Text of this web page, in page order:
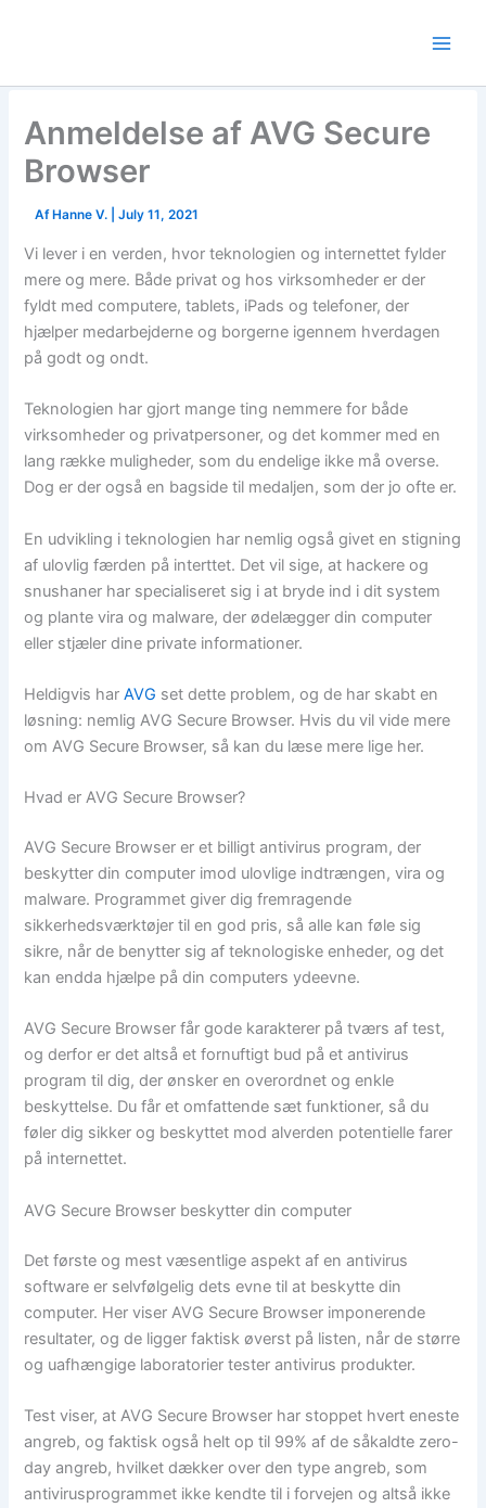
Anmeldelse af AVG Secure
Browser
Af Hanne V. |July 11, 2021
Vi lever i en verden, hvor teknologien og internettet fylder
mere og mere. Både privat og hos virksomheder er der
fyldt med computere, tablets, iPads og telefoner, der
hjælper medarbejderne og borgerne igennem hverdagen
på godt og ondt.
Teknologien har gjort mange ting nemmere for både
virksomheder og privatpersoner, og det kommer med en
lang række muligheder, som du endelige ikke må overse.
Dog er der også en bagside til medaljen, som der jo ofte er.
En udvikling i teknologien har nemlig også givet en stigning
af ulovlig færden på interttet. Det vil sige, at hackere og
snushaner har specialiseret sig i at bryde ind i dit system
og plante vira og malware, der ødelægger din computer
eller stjæler dine private informationer.
Heldigvis harAVG set dette problem, og de har skabt en
løsning: nemlig AVG Secure Browser. Hvis du vil vide mere
om AVG Secure Browser, så kan du læse mere lige her.
Hvad er AVG Secure Browser?
AVG Secure Browser er et billigt antivirus program, der
beskytter din computer imod ulovlige indtrængen, vira og
malware. Programmet giver dig fremragende
sikkerhedsværktøjer til en god pris, så alle kan føle sig
sikre, når de benytter sig af teknologiske enheder, og det
kan endda hjælpe på din computers ydeevne.
AVG Secure Browser får gode karakterer på tværs af test,
og derfor er det altså et fornuftigt bud på et antivirus
program til dig, der ønsker en overordnet og enkle
beskyttelse. Du får et omfattende sæt funktioner, så du
føler dig sikker og beskyttet mod alverden potentielle farer
på internettet.
AVG Secure Browser beskytter din computer
Det første og mest væsentlige aspekt af en antivirus
software er selvfølgelig dets evne til at beskytte din
computer. Her viser AVG Secure Browser imponerende
resultater, og de ligger faktisk øverst på listen, når de større
og uafhængige laboratorier tester antivirus produkter.
Test viser, at AVG Secure Browser har stoppet hvert eneste
angreb, og faktisk også helt op til 99% af de såkaldte zero-
day angreb, hvilket dækker over den type angreb, som
antivirusprogrammet ikke kendte til i forvejen og altså ikke